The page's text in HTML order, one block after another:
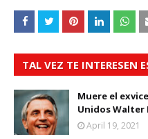
TAL VEZ TE INTERESEN
Muere el
Unidos Walter
April 19, 2021